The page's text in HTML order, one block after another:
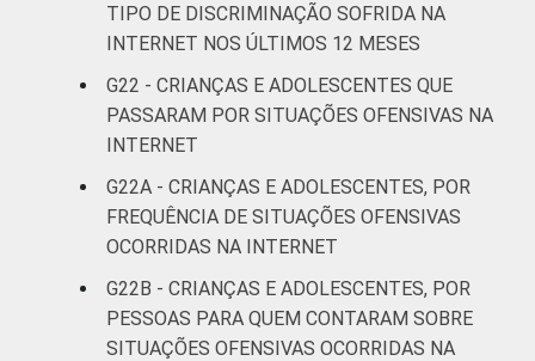
TIPO DE DISCRIMINAÇÃO SOFRIDA NA
INTERNET NOS ÚLTIMOS 12 MESES
G22 - CRIANÇAS E ADOLESCENTES QUE
PASSARAM POR SITUAÇÕES OFENSIVAS NA
INTERNET
G22A - CRIANÇAS E ADOLESCENTES, POR
FREQUÊNCIA DE SITUAÇÕES OFENSIVAS
OCORRIDAS NA INTERNET
G22B - CRIANÇAS E ADOLESCENTES, POR
PESSOAS PARA QUEM CONTARAM SOBRE
SITUAÇÕES OFENSIVAS OCORRIDAS NA